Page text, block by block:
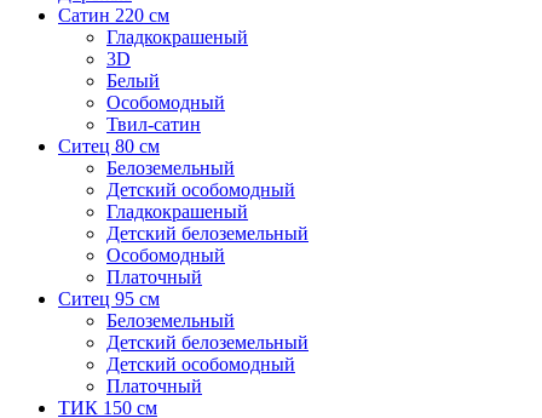
Сатин 220 см
Гладкокрашеный
3D
Белый
Особомодный
Твил-сатин
Ситец 80 см
Белоземельный
Детский особомодный
Гладкокрашеный
Детский белоземельный
Особомодный
Платочный
Ситец 95 см
Белоземельный
Детский белоземельный
Детский особомодный
Платочный
ТИК 150 см